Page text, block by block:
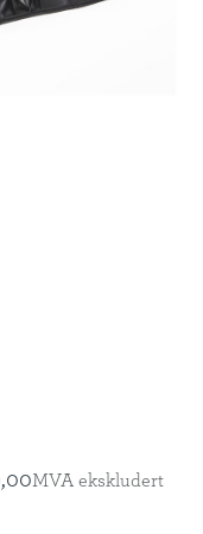
MVA ekskludert